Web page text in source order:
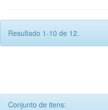
Resultado 1-10 de 12.
Conjunto de itens: